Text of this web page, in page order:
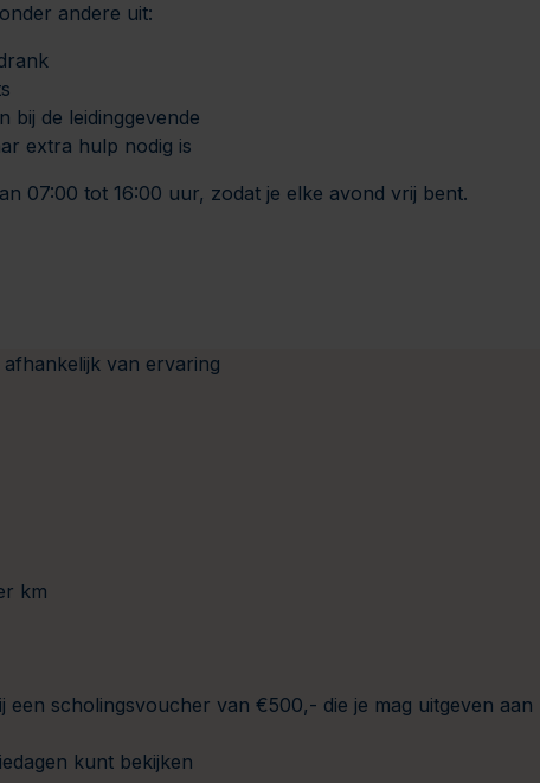
andere uit:
bij de leidinggevende
extra hulp nodig is
07:00 tot 16:00 uur, zodat je elke avond vrij bent.
van ervaring
km
scholingsvoucher van €500,- die je mag uitgeven aan
kunt bekijken